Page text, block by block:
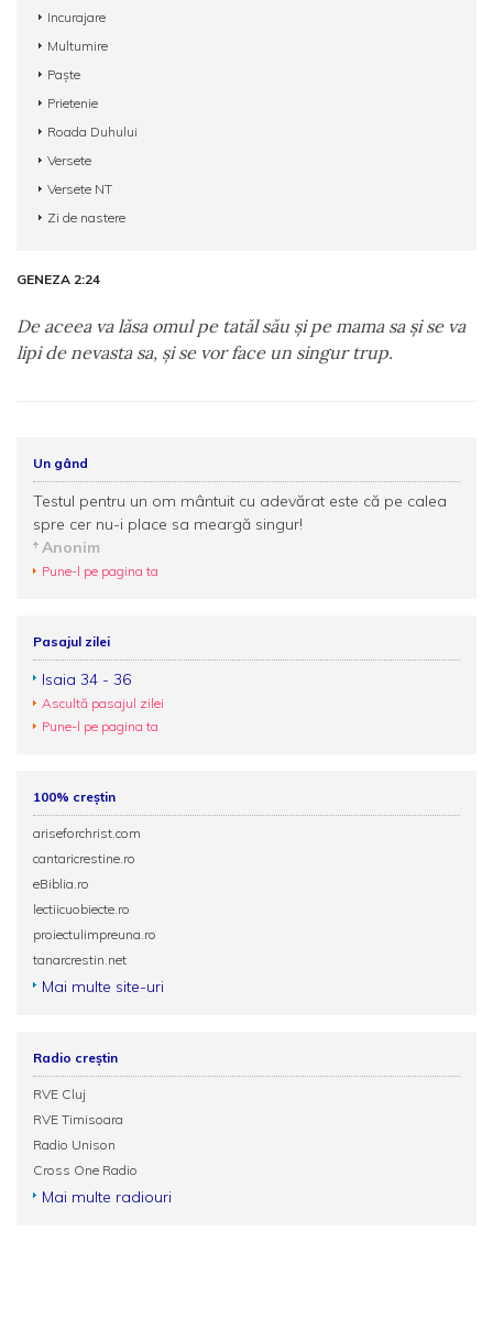
Incurajare
Multumire
Paște
Prietenie
Roada Duhului
Versete
Versete NT
Zi de nastere
GENEZA 2:24
De aceea va lăsa omul pe tatăl său şi pe mama sa şi se va
lipi de nevasta sa, şi se vor face un singur trup.
Un gând
Testul pentru un om mântuit cu adevărat este că pe calea
spre cer nu-i place sa meargă singur!
Anonim
Pune-l pe pagina ta
Pasajul zilei
Isaia 34 - 36
Ascultă pasajul zilei
Pune-l pe pagina ta
100% creștin
ariseforchrist.com
cantaricrestine.ro
eBiblia.ro
lectiicuobiecte.ro
proiectulimpreuna.ro
tanarcrestin.net
Mai multe site-uri
Radio creștin
RVE Cluj
RVE Timisoara
Radio Unison
Cross One Radio
Mai multe radiouri